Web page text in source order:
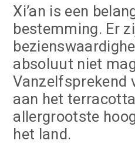
Xi’an is een
bestemming. Er
absoluut niet
Vanzelfsprekend
aan het
allergrootste
het land.